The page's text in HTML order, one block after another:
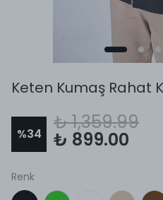
Keten Kumaş Rahat
%34
₺ 1,359.99
₺ 899.00
Renk